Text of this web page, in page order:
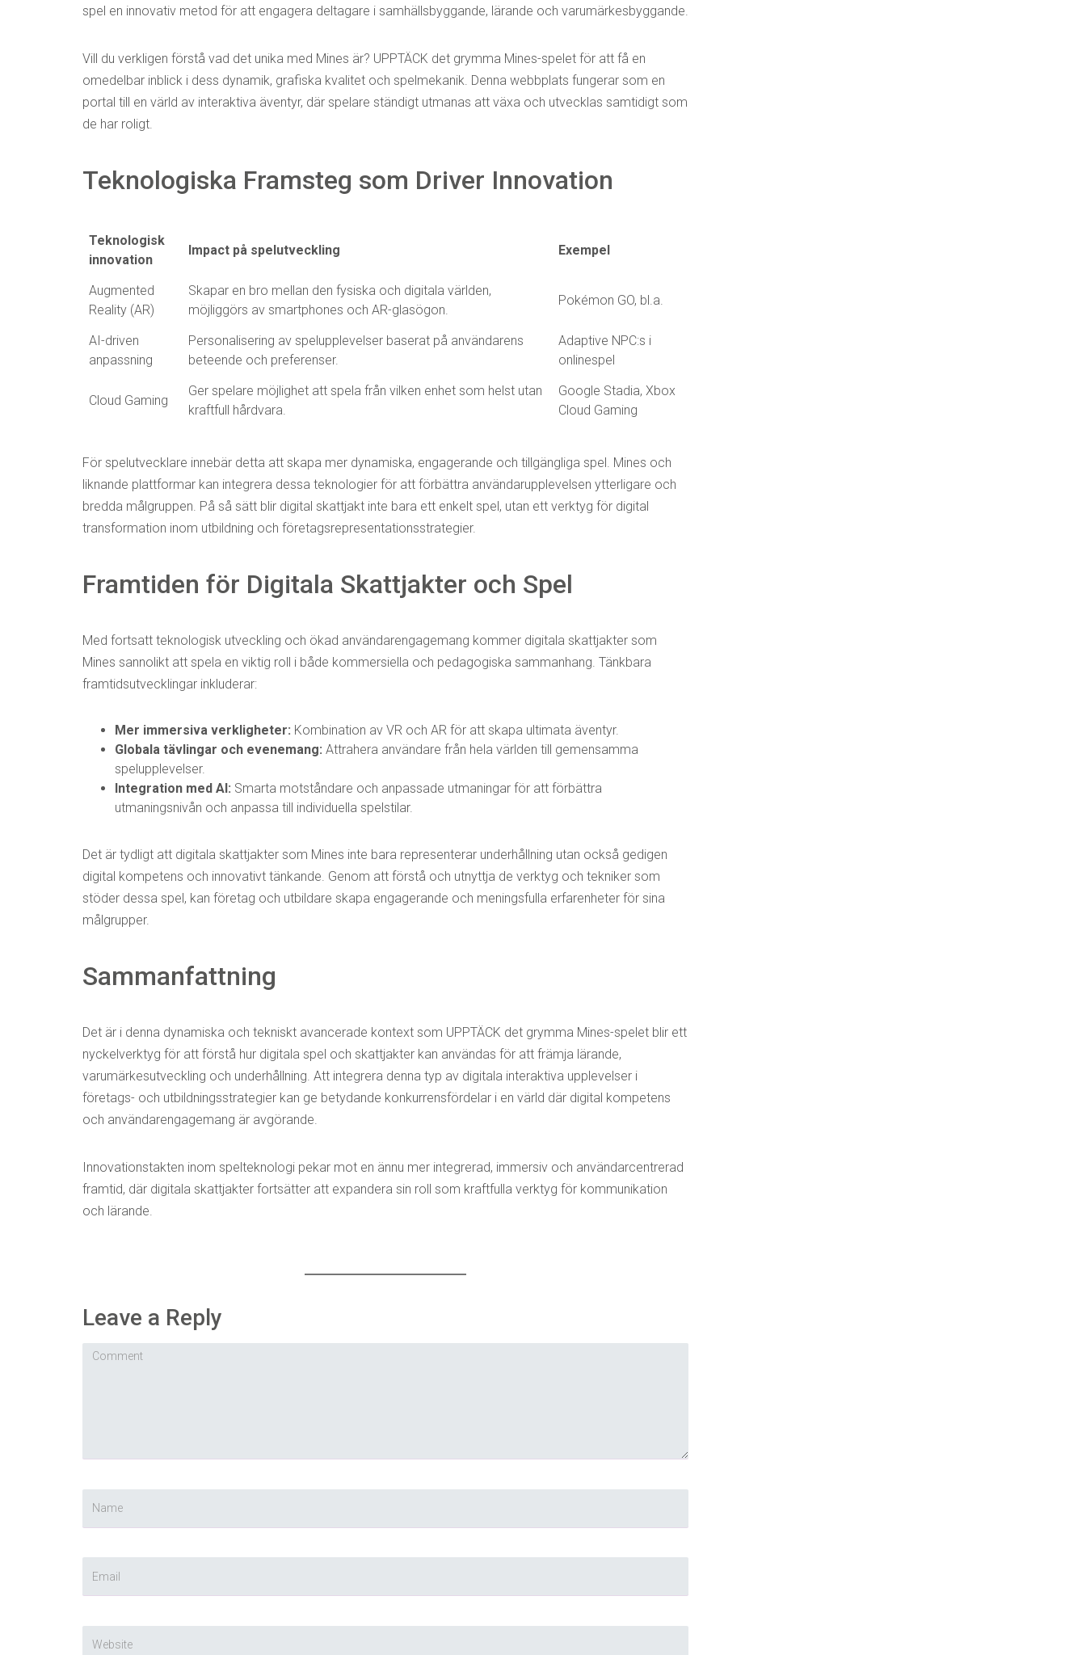
spel en innovativ metod för att engagera deltagare i samhällsbyggande, lärande och varumärkesbyggande.
Vill du verkligen förstå vad det unika med Mines är? UPPTÄCK det grymma Mines-spelet för att få en
omedelbar inblick i dess dynamik, grafiska kvalitet och spelmekanik. Denna webbplats fungerar som en
portal till en värld av interaktiva äventyr, där spelare ständigt utmanas att växa och utvecklas samtidigt som
de har roligt.
Teknologiska Framsteg som Driver Innovation
Teknologisk
innovation
Impact på spelutveckling Exempel
Augmented
Reality (AR)
Skapar en bro mellan den fysiska och digitala världen,
möjliggörs av smartphones och AR-glasögon.
Pokémon GO, bl.a.
AI-driven
anpassning
Personalisering av spelupplevelser baserat på användarens
beteende och preferenser.
Adaptive NPC:s i
onlinespel
Cloud Gaming
Ger spelare möjlighet att spela från vilken enhet som helst utan
kraftfull hårdvara.
Google Stadia, Xbox
Cloud Gaming
För spelutvecklare innebär detta att skapa mer dynamiska, engagerande och tillgängliga spel. Mines och
liknande plattformar kan integrera dessa teknologier för att förbättra användarupplevelsen ytterligare och
bredda målgruppen. På så sätt blir digital skattjakt inte bara ett enkelt spel, utan ett verktyg för digital
transformation inom utbildning och företagsrepresentationsstrategier.
Framtiden för Digitala Skattjakter och Spel
Med fortsatt teknologisk utveckling och ökad användarengagemang kommer digitala skattjakter som
Mines sannolikt att spela en viktig roll i både kommersiella och pedagogiska sammanhang. Tänkbara
framtidsutvecklingar inkluderar:
Mer immersiva verkligheter: Kombination av VR och AR för att skapa ultimata äventyr.
Globala tävlingar och evenemang: Attrahera användare från hela världen till gemensamma
spelupplevelser.
Integration med AI: Smarta motståndare och anpassade utmaningar för att förbättra
utmaningsnivån och anpassa till individuella spelstilar.
Det är tydligt att digitala skattjakter som Mines inte bara representerar underhållning utan också gedigen
digital kompetens och innovativt tänkande. Genom att förstå och utnyttja de verktyg och tekniker som
stöder dessa spel, kan företag och utbildare skapa engagerande och meningsfulla erfarenheter för sina
målgrupper.
Sammanfattning
Det är i denna dynamiska och tekniskt avancerade kontext som UPPTÄCK det grymma Mines-spelet blir ett
nyckelverktyg för att förstå hur digitala spel och skattjakter kan användas för att främja lärande,
varumärkesutveckling och underhållning. Att integrera denna typ av digitala interaktiva upplevelser i
företags- och utbildningsstrategier kan ge betydande konkurrensfördelar i en värld där digital kompetens
och användarengagemang är avgörande.
Innovationstakten inom spelteknologi pekar mot en ännu mer integrerad, immersiv och användarcentrerad
framtid, där digitala skattjakter fortsätter att expandera sin roll som kraftfulla verktyg för kommunikation
och lärande.
Leave a Reply